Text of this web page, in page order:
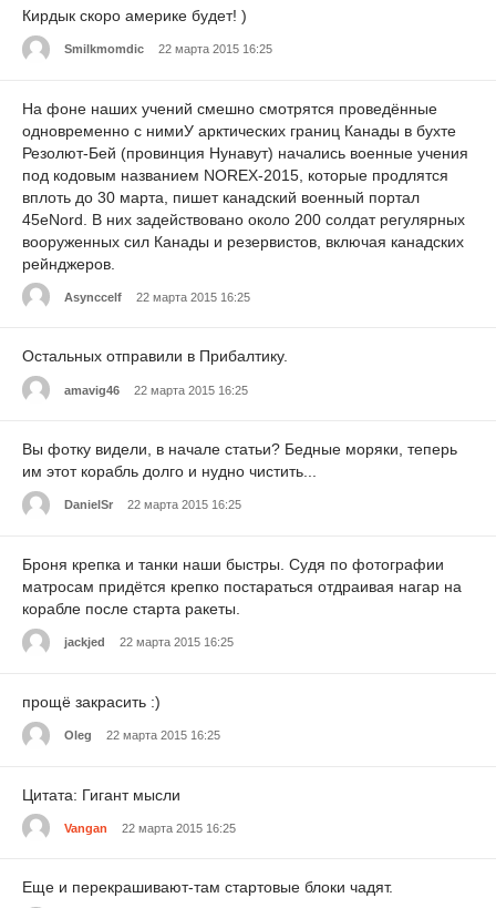
Кирдык скоро америке будет! )
Smilkmomdic 22 марта 2015 16:25
На фоне наших учений смешно смотрятся проведённые
одновременно с нимиУ арктических границ Канады в бухте
Резолют-Бей (провинция Нунавут) начались военные учения
под кодовым названием NOREX-2015, которые продлятся
вплоть до 30 марта, пишет канадский военный портал
45eNord. В них задействовано около 200 солдат регулярных
вооруженных сил Канады и резервистов, включая канадских
рейнджеров.
Asynccelf 22 марта 2015 16:25
Остальных отправили в Прибалтику.
amavig46 22 марта 2015 16:25
Вы фотку видели, в начале статьи? Бедные моряки, теперь
им этот корабль долго и нудно чистить...
DanielSr 22 марта 2015 16:25
Броня крепка и танки наши быстры. Судя по фотографии
матросам придётся крепко постараться отдраивая нагар на
корабле после старта ракеты.
jackjed 22 марта 2015 16:25
прощё закрасить :)
Oleg 22 марта 2015 16:25
Цитата: Гигант мысли
Vangan 22 марта 2015 16:25
Еще и перекрашивают-там стартовые блоки чадят.